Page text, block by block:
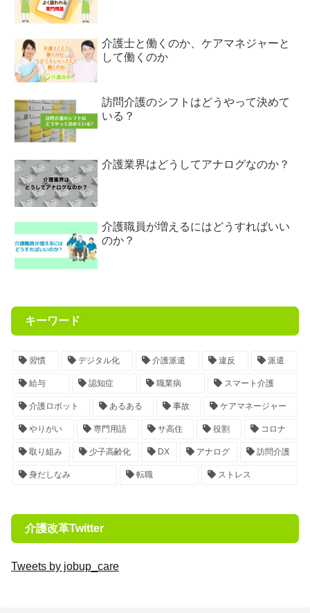
介護士と働くのか、ケアマネジャーと
して働くのか
訪問介護のシフトはどうやって決めて
いる？
介護業界はどうしてアナログなのか？
介護職員が増えるにはどうすればいい
のか？
キーワード
習慣 デジタル化 介護派遣 違反 派遣
給与 認知症 職業病 スマート介護
介護ロボット あるある 事故 ケアマネージャー
やりがい 専門用語 サ高住 役割 コロナ
取り組み 少子高齢化 DX アナログ 訪問介護
身だしなみ 転職 ストレス
介護改革Twitter
Tweets by jobup_care